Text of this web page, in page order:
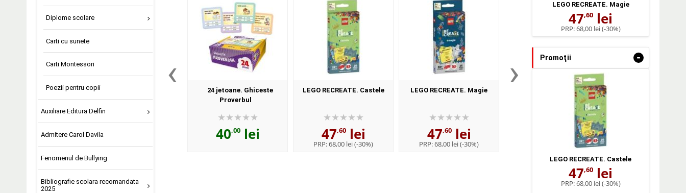
Diplome scolare
Carti cu sunete
Carti Montessori
Poezii pentru copii
Auxiliare Editura Delfin
Admitere Carol Davila
Fenomenul de Bullying
Bibliografie scolara recomandata
2025
‹
24 jetoane. Ghiceste
Proverbul
40,00lei
LEGO RECREATE. Castele
47,60lei
PRP:68,00 lei(-30%)
LEGO RECREATE. Magie
47,60lei
PRP:68,00 lei(-30%)
LEGO RECREATE. Scoala
lei
(-30%)
›
LEGO RECREATE. Magie
47,60 lei
PRP:68,00 lei(-30%)
Promoţii -
LEGO RECREATE. Castele
47,60 lei
PRP:68,00 lei(-30%)